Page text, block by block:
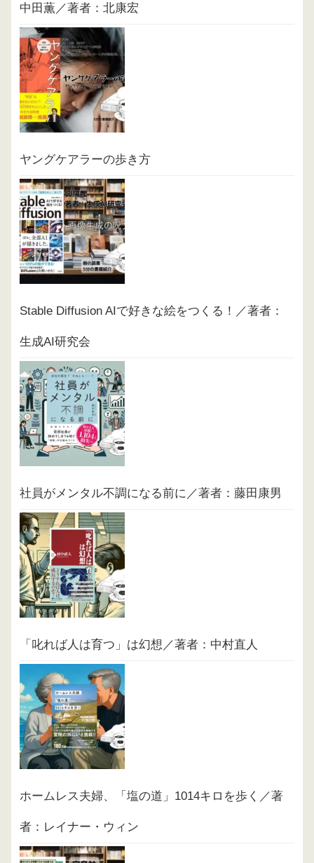
中田薫／著者：北康宏
ヤングケアラーの歩き方
Stable Diffusion AIで好きな絵をつくる！／著者：
生成AI研究会
社員がメンタル不調になる前に／著者：藤田康男
「叱れば人は育つ」は幻想／著者：中村直人
ホームレス夫婦、「塩の道」1014キロを歩く／著
者：レイナー・ウィン